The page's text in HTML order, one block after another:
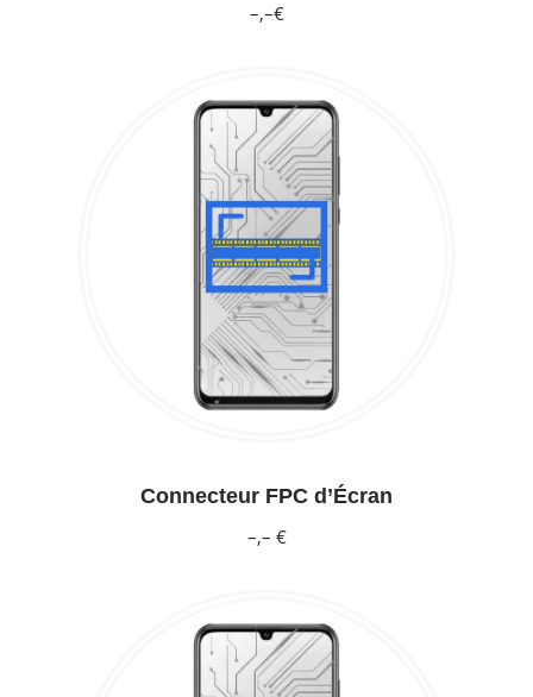
–,–€
Connecteur FPC d’Écran
–,– €